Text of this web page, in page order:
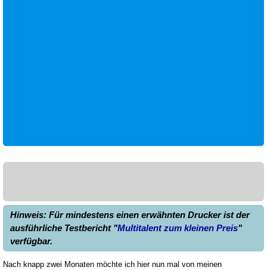
Hinweis: Für mindestens einen erwähnten Drucker ist der
ausführliche Testbericht "Multitalent zum kleinen Preis"
verfügbar.
Nach knapp zwei Monaten möchte ich hier nun mal von meinen